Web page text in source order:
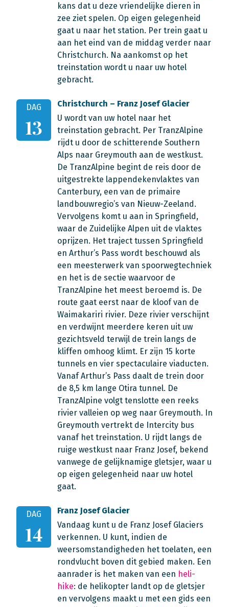
kans dat u deze vriendelijke dieren in
zee ziet spelen. Op eigen gelegenheid
gaat u naar het station. Per trein gaat u
aan het eind van de middag verder naar
Christchurch. Na aankomst op het
treinstation wordt u naar uw hotel
gebracht.
DAG
13
Christchurch – Franz Josef Glacier
U wordt van uw hotel naar het
treinstation gebracht. Per TranzAlpine
rijdt u door de schitterende Southern
Alps naar Greymouth aan de westkust.
De TranzAlpine begint de reis door de
uitgestrekte lappendekenvlaktes van
Canterbury, een van de primaire
landbouwregio’s van Nieuw-Zeeland.
Vervolgens komt u aan in Springfield,
waar de Zuidelijke Alpen uit de vlaktes
oprijzen. Het traject tussen Springfield
en Arthur’s Pass wordt beschouwd als
een meesterwerk van spoorwegtechniek
en het is de sectie waarvoor de
TranzAlpine het meest beroemd is. De
route gaat eerst naar de kloof van de
Waimakariri rivier. Deze rivier verschijnt
en verdwijnt meerdere keren uit uw
gezichtsveld terwijl de trein langs de
kliffen omhoog klimt. Er zijn 15 korte
tunnels en vier spectaculaire viaducten.
Vanaf Arthur’s Pass daalt de trein door
de 8,5 km lange Otira tunnel. De
TranzAlpine volgt tenslotte een reeks
rivier valleien op weg naar Greymouth. In
Greymouth vertrekt de Intercity bus
vanaf het treinstation. U rijdt langs de
ruige westkust naar Franz Josef, bekend
vanwege de gelijknamige gletsjer, waar u
op eigen gelegenheid naar uw hotel
gaat.
DAG
14
Franz Josef Glacier
Vandaag kunt u de Franz Josef Glaciers
verkennen. U kunt, indien de
weersomstandigheden het toelaten, een
rondvlucht boven dit gebied maken. Een
aanrader is het maken van een heli-
hike: de helikopter landt op de gletsjer
en vervolgens maakt u met een gids een